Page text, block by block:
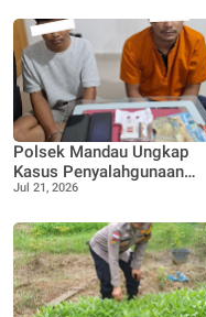
Polsek Mandau Ungkap
Kasus Penyalahgunaan
Ekstasi, Dua Terduga
P4GN
Jul 21, 2026